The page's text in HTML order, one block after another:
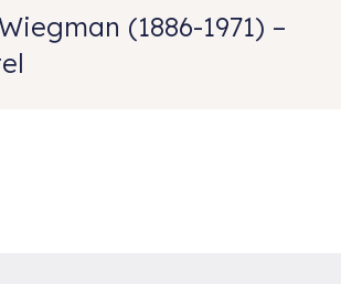
(1886-1971) –